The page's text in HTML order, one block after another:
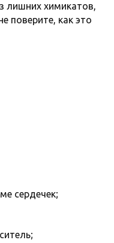
лишних химикатов,
поверите, как это
сердечек;